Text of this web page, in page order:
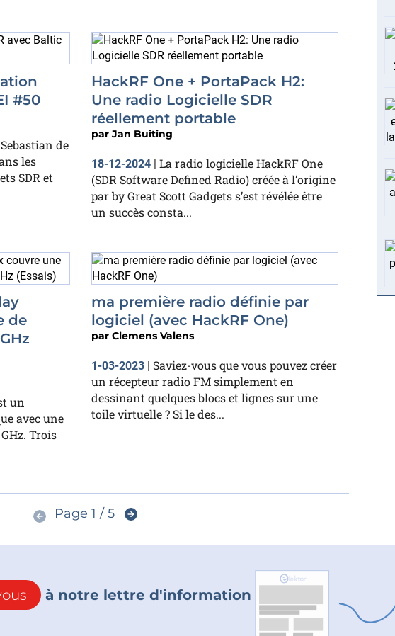
#50
de
les
SDR et
HackRF One + PortaPack H2:
Une radio Logicielle SDR
réellement portable
par Jan Buiting
18-12-2024 | La radio logicielle HackRF One
(SDR Software Defined Radio) créée à l’origine
par by Great Scott Gadgets s’est révélée être
un succès consta...
de
un
avec une
Trois
ma première radio définie par
logiciel (avec HackRF One)
par Clemens Valens
1-03-2023 | Saviez-vous que vous pouvez créer
un récepteur radio FM simplement en
dessinant quelques blocs et lignes sur une
toile virtuelle ? Si le des...
Page 1 / 5
à notre lettre d'information